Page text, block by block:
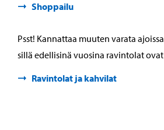
Shoppailu
Psst! Kannattaa muuten varata
sillä edellisinä vuosina ravintolat
Ravintolat ja kahvilat